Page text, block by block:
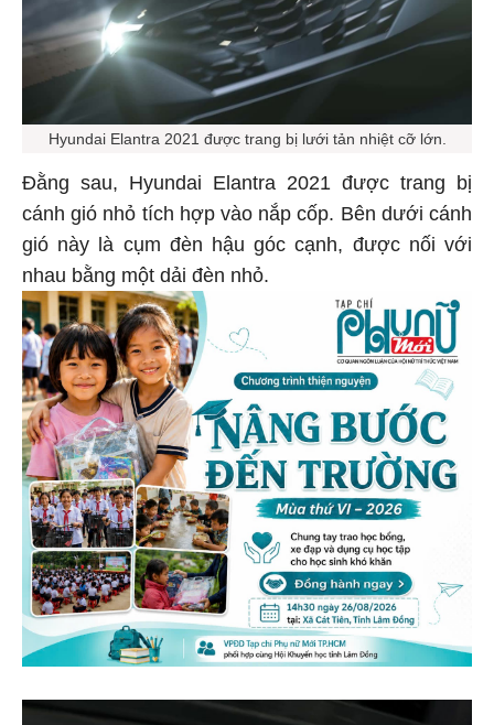
Hyundai Elantra 2021 được trang bị lưới tản nhiệt cỡ lớn.
Đằng sau, Hyundai Elantra 2021 được trang bị
cánh gió nhỏ tích hợp vào nắp cốp. Bên dưới cánh
gió này là cụm đèn hậu góc cạnh, được nối với
nhau bằng một dải đèn nhỏ.